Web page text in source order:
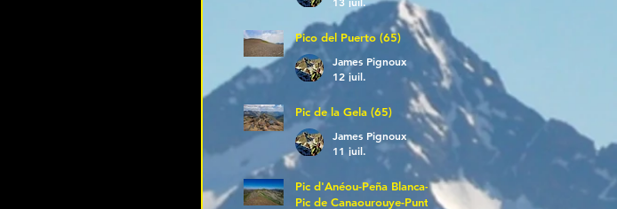
Pico del Puerto (65)
James Pignoux
12 juil.
Pic de la Gela (65)
James Pignoux
11 juil.
Pic d'Anéou-Peña Blanca-
Pic de Canaourouye-Punta